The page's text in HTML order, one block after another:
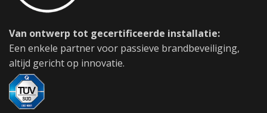
Van ontwerp tot gecertificeerde installatie:
Een enkele partner voor passieve brandbeveiliging,
altijd gericht op innovatie.